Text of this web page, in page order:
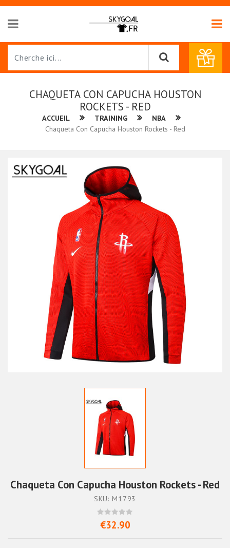
CHAQUETA CON CAPUCHA HOUSTON
ROCKETS - RED
ACCUEIL TRAINING
NBA
Chaqueta Con Capucha Houston Rockets - Red
Chaqueta Con Capucha Houston Rockets - Red
SKU: M1793
€32.90